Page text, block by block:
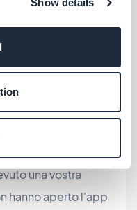
Show details
posta?".
interessante la
di inviare un
una vostra
hanno aperto l'app